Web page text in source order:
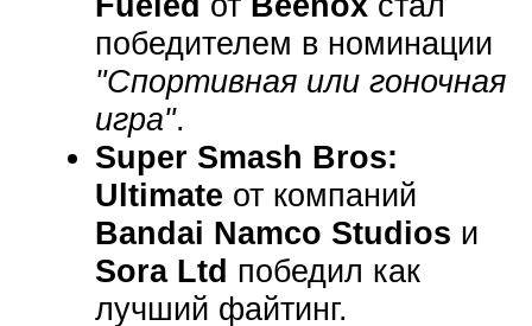
победителем в номинации
"Спортивная или гоночная
игра".
Super Smash Bros:
Ultimate от компаний
Bandai Namco Studios и
Sora Ltd победил как
лучший файтинг.